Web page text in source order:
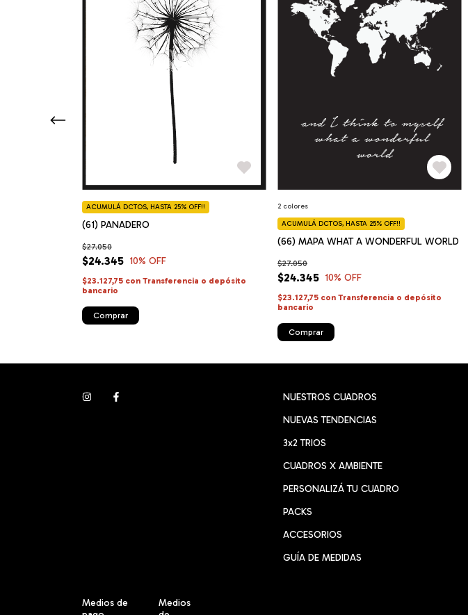
(61) PANADERO
$24.345
$27.050
10% OFF
ACUMULÁ DCTOS, HASTA 25% OFF!!
$23.127,75 con Transferencia o depósito
bancario
Comprar
(66) MAPA WHAT A WONDERFUL WORLD
$24.345
$27.050
10% OFF
ACUMULÁ DCTOS, HASTA 25% OFF!!
$23.127,75 con Transferencia o depósito
bancario
2 colores
Comprar
NUESTROS CUADROS
NUEVAS TENDENCIAS
3x2 TRIOS
CUADROS X AMBIENTE
PERSONALIZÁ TU CUADRO
PACKS
ACCESORIOS
GUÍA DE MEDIDAS
Medios de
Medios